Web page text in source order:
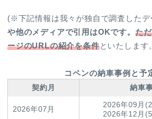
(※下記情報は我々が独自で調査した
や他のメディアで引用はOKです。 た
ージのURLの紹介を条件といたします
コペンの納車事例と予
契約月
納車
2026年07月
2026年09月
2026年12月